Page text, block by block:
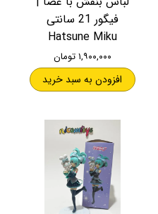
فیگور 21 سانتی
Hatsune Miku
۱,۹۰۰,۰۰۰ تومان
افزودن به سبد خرید